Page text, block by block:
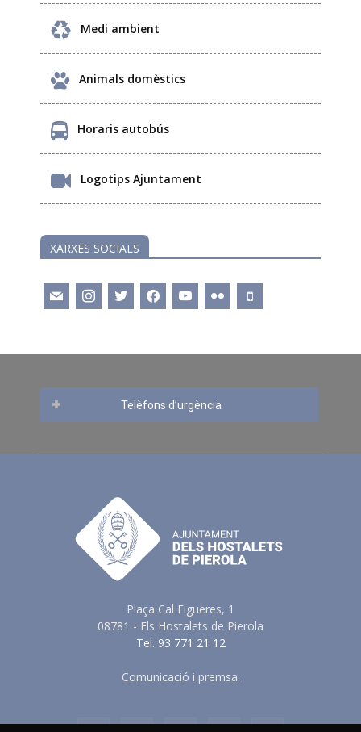
Medi ambient
Animals domèstics
Horaris autobús
Logotips Ajuntament
XARXES SOCIALS
mail instagram
twitter facebookyoutubeflickr mobile
Telèfons d’urgència
Plaça Cal Figueres, 1
08781 - Els Hostalets de Pierola
Tel. 93 771 21 12
Comunicació i premsa: